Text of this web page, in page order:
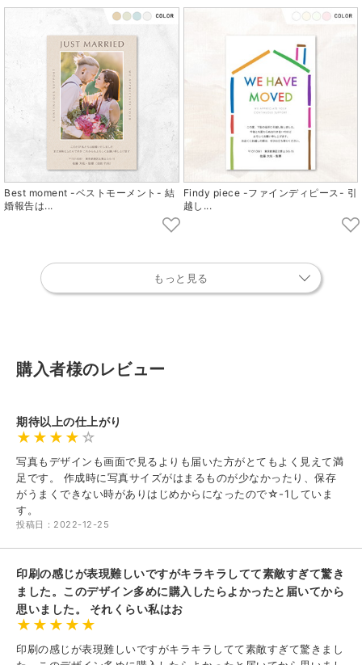
Best moment -ベストモーメント- 結
婚報告は...
Findy piece -ファインディピース- 引
越し...
もっと見る
購入者様のレビュー
期待以上の仕上がり
写真もデザインも画面で見るよりも届いた方がとてもよく見えて満
足です。 作成時に写真サイズがはまるものが少なかったり、保存
がうまくできない時がありはじめからになったので☆-1していま
す。
投稿日：2022-12-25
印刷の感じが表現難しいですがキラキラしてて素敵すぎて驚き
ました。このデザイン多めに購入したらよかったと届いてから
思いました。 それくらい私はお
印刷の感じが表現難しいですがキラキラしてて素敵すぎて驚きまし